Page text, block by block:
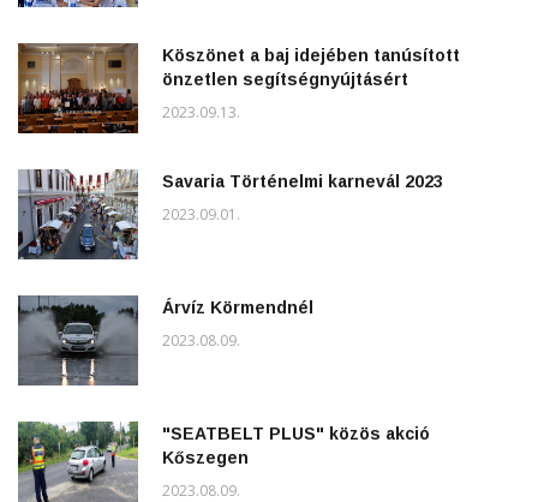
Köszönet a baj idejében tanúsított
önzetlen segítségnyújtásért
2023.09.13.
Savaria Történelmi karnevál 2023
2023.09.01.
Árvíz Körmendnél
2023.08.09.
"SEATBELT PLUS" közös akció
Kőszegen
2023.08.09.